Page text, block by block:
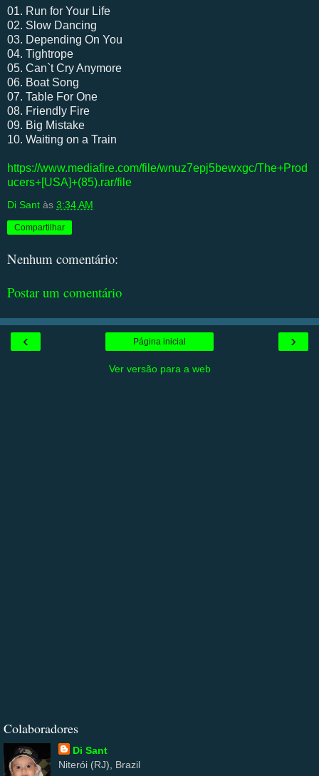
01. Run for Your Life
02. Slow Dancing
03. Depending On You
04. Tightrope
05. Can`t Cry Anymore
06. Boat Song
07. Table For One
08. Friendly Fire
09. Big Mistake
10. Waiting on a Train
https://www.mediafire.com/file/wnuz7epj5bewxgc/The+Prod
ucers+[USA]+(85).rar/file
Di Sant às 3:34 AM
Compartilhar
Nenhum comentário:
Postar um comentário
‹ ›
Página inicial
Ver versão para a web
Colaboradores
Di Sant
Niterói (RJ), Brazil